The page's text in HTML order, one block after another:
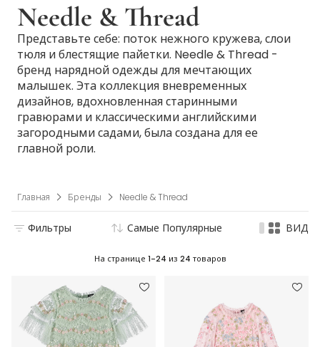
Needle & Thread
Представьте себе: поток нежного кружева, слои
тюля и блестящие пайетки. Needle & Thread -
бренд нарядной одежды для мечтающих
малышек. Эта коллекция вневременных
дизайнов, вдохновленная старинными
гравюрами и классическими английскими
загородными садами, была создана для ее
главной роли.
Главная Бренды Needle & Thread
Фильтры Самые Популярные ВИД
На странице 1-24 из 24 товаров